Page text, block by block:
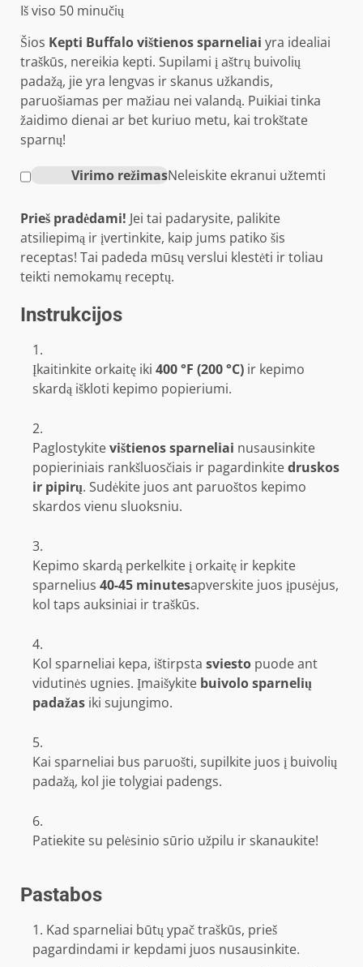
Iš viso 50minučių
minučių
Šios Kepti Buffalo vištienos sparneliai yra idealiai
traškūs, nereikia kepti. Supilami į aštrų buivolių
padažą, jie yra lengvas ir skanus užkandis,
paruošiamas per mažiau nei valandą. Puikiai tinka
žaidimo dienai ar bet kuriuo metu, kai trokštate
sparnų!
Virimo režimasNeleiskite ekranui užtemti
Prieš pradėdami! Jei tai padarysite, palikite
atsiliepimą ir įvertinkite, kaip jums patiko šis
receptas! Tai padeda mūsų verslui klestėti ir toliau
teikti nemokamų receptų.
Instrukcijos
Įkaitinkite orkaitę iki 400 °F (200 °C) ir kepimo
skardą iškloti kepimo popieriumi.
Paglostykitevištienos sparneliai nusausinkite
popieriniais rankšluosčiais ir pagardinkitedruskos
ir pipirų. Sudėkite juos ant paruoštos kepimo
skardos vienu sluoksniu.
Kepimo skardą perkelkite į orkaitę ir kepkite
sparnelius 40-45 minutesapverskite juos įpusėjus,
kol taps auksiniai ir traškūs.
Kol sparneliai kepa, ištirpsta sviesto puode ant
vidutinės ugnies. Įmaišykite buivolo sparnelių
padažas iki sujungimo.
Kai sparneliai bus paruošti, supilkite juos į buivolių
padažą, kol jie tolygiai padengs.
Patiekite su pelėsinio sūrio užpilu ir skanaukite!
Pastabos
Kad sparneliai būtų ypač traškūs, prieš
pagardindami ir kepdami juos nusausinkite.